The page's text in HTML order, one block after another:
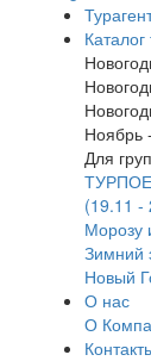
Каталог
Ноябрь
Для
(19.11 -
Морозу
Зимний
Новый
О нас
О